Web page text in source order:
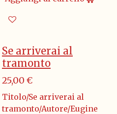
Se arriverai al
tramonto
25,00 €
Titolo/Se arriverai al
tramonto/Autore/Eugine